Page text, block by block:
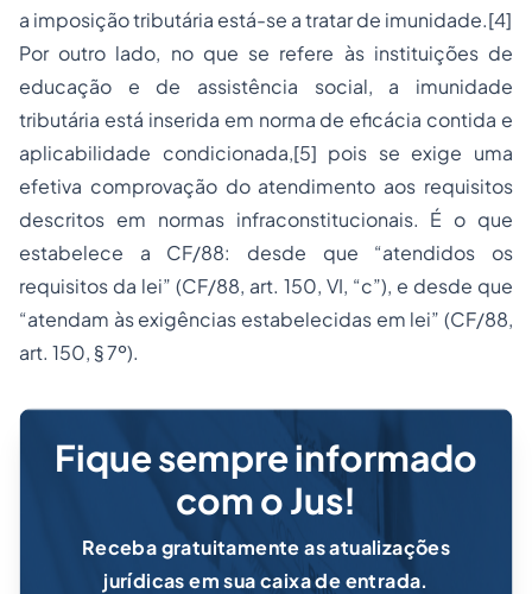
a imposição tributária está-se a tratar de imunidade.[4]
Por outro lado, no que se refere às instituições de
educação e de assistência social, a imunidade
tributária está inserida em norma de eficácia contida e
aplicabilidade condicionada,[5] pois se exige uma
efetiva comprovação do atendimento aos requisitos
descritos em normas infraconstitucionais. É o que
estabelece a CF/88: desde que “atendidos os
requisitos da lei” (CF/88, art. 150, VI, “c”), e desde que
“atendam às exigências estabelecidas em lei” (CF/88,
art. 150, § 7º).
Fique sempre informado
com o Jus!
Receba gratuitamente as atualizações
jurídicas em sua caixa de entrada.